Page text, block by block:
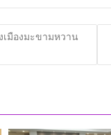
เมืองมะขามหวาน